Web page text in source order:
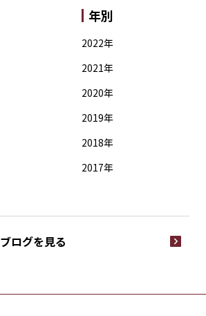
年別
2022年
2021年
2020年
2019年
2018年
2017年
ブログを見る